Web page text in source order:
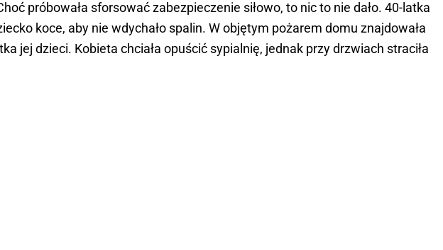
próbowała sforsować zabezpieczenie siłowo, to nic to nie dało. 40-latka
koce, aby nie wdychało spalin. W objętym pożarem domu znajdowała
jej dzieci. Kobieta chciała opuścić sypialnię, jednak przy drzwiach straciła